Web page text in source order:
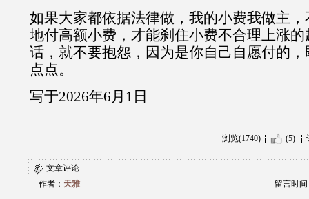
如果大家都依据法律做，我的小费我做主
地付高额小费，才能刹住小费不合理上涨
话，就不要抱怨，因为是你自己自愿付的
点点。
写于2026年6月1日
浏览(1740) (5)
文章评论
作者： 天雅 留言时间